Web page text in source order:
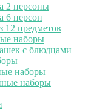
2 персоны
6 персон
12 предметов
наборы
с блюдцами
наборы
наборы